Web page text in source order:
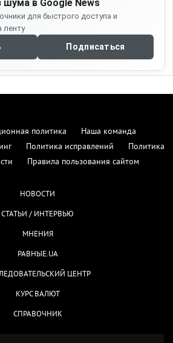
шума в Google News
для быстрого доступа и
ленту
Подписаться
политика
Наша команда
Политика исправлений
Политика
Правила пользования сайтом
НОВОСТИ
СТАТЬИ / ИНТЕРВЬЮ
МНЕНИЯ
РАВНЫЕ.UA
ЦЕНТР
КУРС ВАЛЮТ
СПРАВОЧНИК